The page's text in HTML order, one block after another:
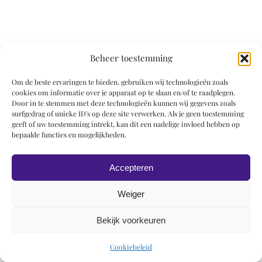
Beheer toestemming
Om de beste ervaringen te bieden, gebruiken wij technologieën zoals
cookies om informatie over je apparaat op te slaan en/of te raadplegen.
Door in te stemmen met deze technologieën kunnen wij gegevens zoals
surfgedrag of unieke ID's op deze site verwerken. Als je geen toestemming
geeft of uw toestemming intrekt, kan dit een nadelige invloed hebben op
bepaalde functies en mogelijkheden.
Accepteren
Weiger
Bekijk voorkeuren
Cookiebeleid